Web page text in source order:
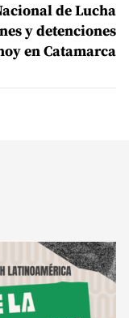
de Lucha
y detenciones
en Catamarca